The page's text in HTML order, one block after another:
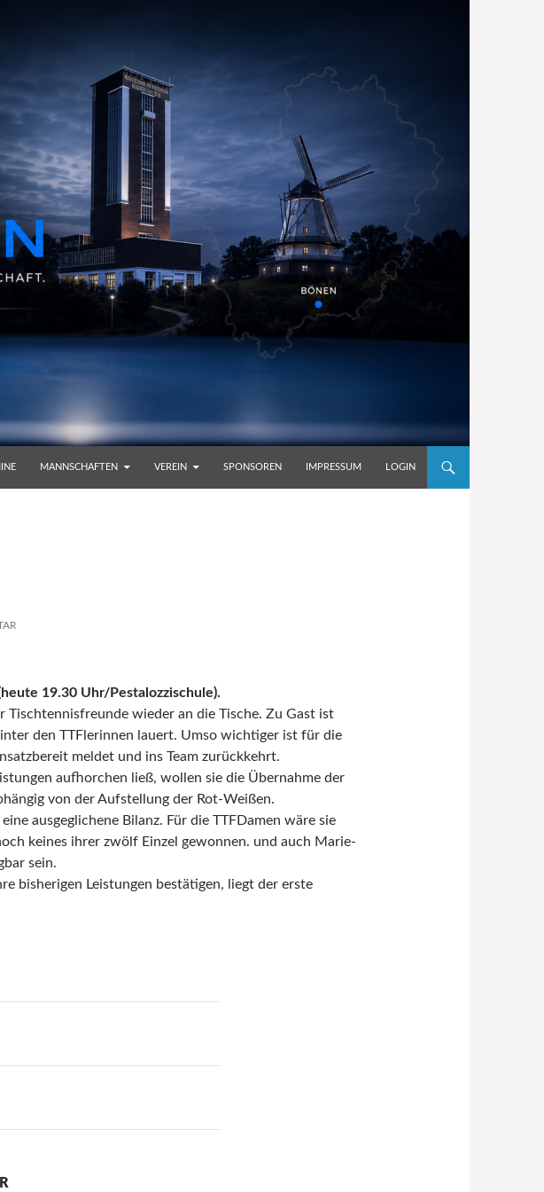
MANNSCHAFTEN VEREIN SPONSOREN IMPRESSUM LOGIN
19.30 Uhr/Pestalozzischule).
wieder an die Tische. Zu Gast ist
den TTFlerinnen lauert. Umso wichtiger ist für die
meldet und ins Team zurückkehrt.
aufhorchen ließ, wollen sie die Übernahme der
von der Aufstellung der Rot-Weißen.
ausgeglichene Bilanz. Für die TTFDamen wäre sie
keines ihrer zwölf Einzel gewonnen. und auch Marie-
sein.
bisherigen Leistungen bestätigen, liegt der erste